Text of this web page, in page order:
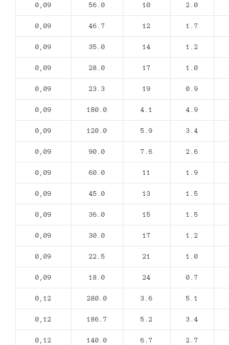
0,09 56.0 10 2.0
0,09 46.7 12 1.7
0,09 35.0 14 1.2
0,09 28.0 17 1.0
0,09 23.3 19 0.9
0,09 180.0 4.1 4.9
0,09 120.0 5.9 3.4
0,09 90.0 7.6 2.6
0,09 60.0 11 1.9
0,09 45.0 13 1.5
0,09 36.0 15 1.5
0,09 30.0 17 1.2
0,09 22.5 21 1.0
0,09 18.0 24 0.7
0,12 280.0 3.6 5.1
0,12 186.7 5.2 3.4
0,12 140.0 6.7 2.7